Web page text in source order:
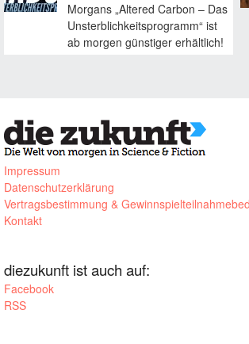
Morgans „Altered Carbon – Das
Unsterblichkeitsprogramm“ ist
ab morgen günstiger erhältlich!
Impressum
Datenschutzerklärung
Vertragsbestimmung &
Kontakt
diezukunft ist auch auf:
Facebook
RSS